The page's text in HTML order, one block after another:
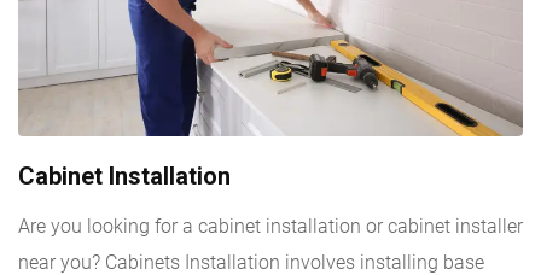
Cabinet Installation
Are you looking for a cabinet installation or cabinet installer
near you? Cabinets Installation involves installing base